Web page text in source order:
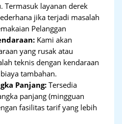
Termasuk layanan derek
jika terjadi masalah
Pelanggan
Kami akan
yang rusak atau
teknis dengan kendaraan
tambahan.
Panjang:Tersedia
panjang (mingguan
fasilitas tarif yang lebih